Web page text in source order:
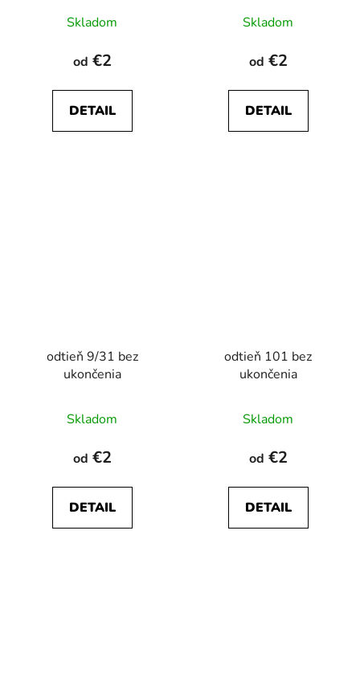
Skladom
od €2
DETAIL
Skladom
od €2
DETAIL
odtieň 9/31 bez
ukončenia
Skladom
od €2
DETAIL
odtieň 101 bez
ukončenia
Skladom
od €2
DETAIL